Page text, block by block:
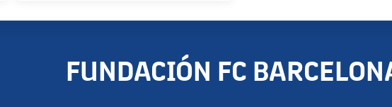
FUNDACIÓN FC